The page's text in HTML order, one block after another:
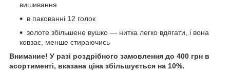
вишивання
в пакованні 12 голок
золоте збільшене вушко — нитка легко вдягати, і вона
ковзає, менше стираючись
Внимание! У разі роздрібного замовлення до 400 грн в
асортименті, вказана ціна збільшується на 10%.